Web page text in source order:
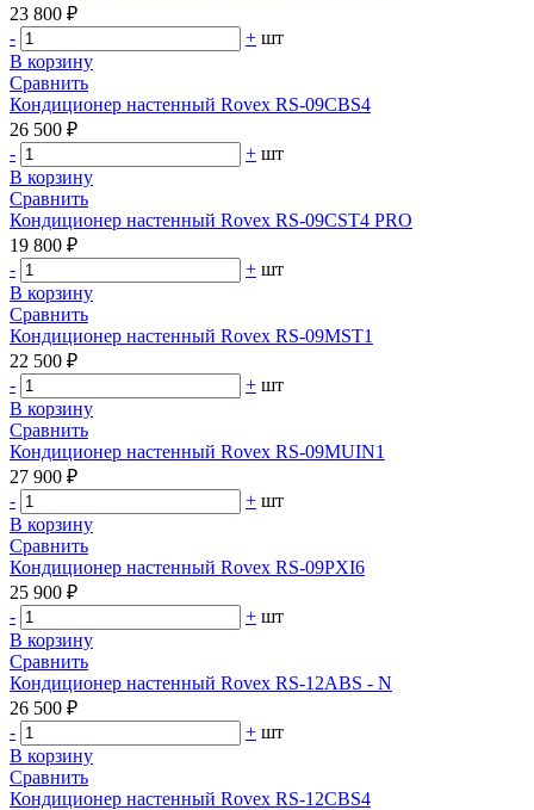
23 800 ₽
-
+ шт
В корзину
Сравнить
Кондиционер настенный Rovex RS-09CBS4
26 500 ₽
-
+ шт
В корзину
Сравнить
Кондиционер настенный Rovex RS-09CST4 PRO
19 800 ₽
-
+ шт
В корзину
Сравнить
Кондиционер настенный Rovex RS-09MST1
22 500 ₽
-
+ шт
В корзину
Сравнить
Кондиционер настенный Rovex RS-09MUIN1
27 900 ₽
-
+ шт
В корзину
Сравнить
Кондиционер настенный Rovex RS-09PXI6
25 900 ₽
-
+ шт
В корзину
Сравнить
Кондиционер настенный Rovex RS-12ABS - N
26 500 ₽
-
+ шт
В корзину
Сравнить
Кондиционер настенный Rovex RS-12CBS4